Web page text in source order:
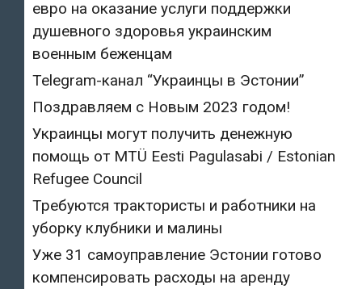
евро на оказание услуги поддержки
душевного здоровья украинским
военным беженцам
Telegram-канал “Украинцы в Эстонии”
Поздравляем с Новым 2023 годом!
Украинцы могут получить денежную
помощь от MTÜ Eesti Pagulasabi / Estonian
Refugee Council
Требуются трактористы и работники на
уборку клубники и малины
Уже 31 самоуправление Эстонии готово
компенсировать расходы на аренду